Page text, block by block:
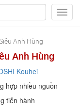
Anh Hùng
Anh Hùng
Kouhei
hợp nhiều nguồn
tiến hành